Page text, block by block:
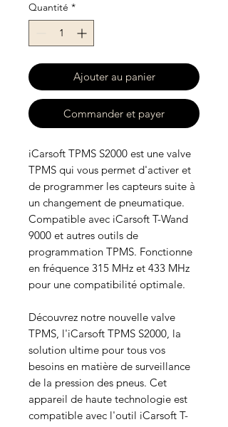
Quantité *
Ajouter au panier
Commander et payer
iCarsoft TPMS S2000 est une valve
TPMS qui vous permet d'activer et
de programmer les capteurs suite à
un changement de pneumatique.
Compatible avec iCarsoft T-Wand
9000 et autres outils de
programmation TPMS. Fonctionne
en fréquence 315 MHz et 433 MHz
pour une compatibilité optimale.
Découvrez notre nouvelle valve
TPMS, l'iCarsoft TPMS S2000, la
solution ultime pour tous vos
besoins en matière de surveillance
de la pression des pneus. Cet
appareil de haute technologie est
compatible avec l'outil iCarsoft T-